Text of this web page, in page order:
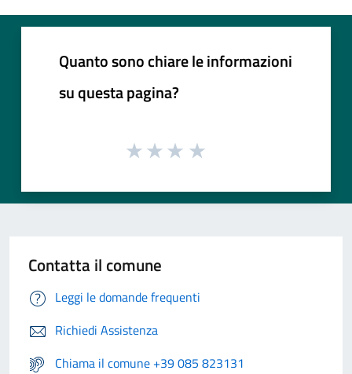
Quanto sono chiare le informazioni
su questa pagina?
Contatta il comune
Leggi le domande frequenti
Richiedi Assistenza
Chiama il comune +39 085 823131